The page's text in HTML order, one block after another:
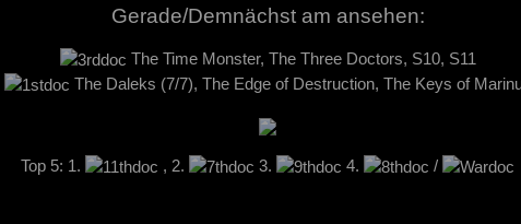
Gerade/Demnächst am ansehen:
The Time Monster, The Three Doctors, S10, S11
The Daleks (7/7), The Edge of Destruction, The Keys of
Top 5: 1. , 2. 3. 4. /